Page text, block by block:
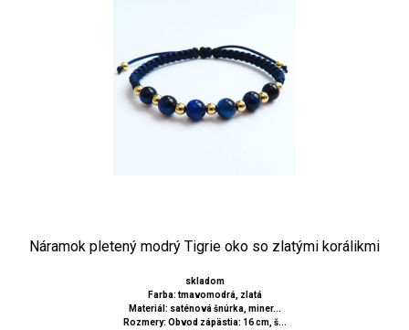
Náramok pletený modrý Tigrie oko so zlatými korálikmi
skladom
Farba: tmavomodrá, zlatá
Materiál: saténová šnúrka, miner...
Rozmery: Obvod zápästia: 16 cm, š...